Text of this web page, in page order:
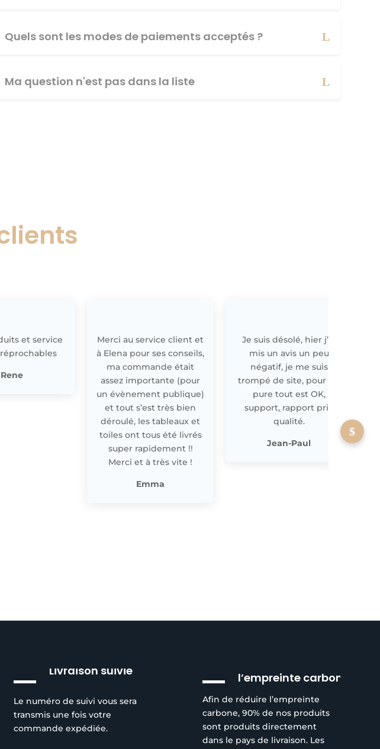
Quels sont les modes de paiements acceptés ?
Ma question n'est pas dans la liste
et service
Rene
Merci au service client et
à Elena pour ses conseils,
ma commande était
assez importante (pour
un évènement publique)
et tout s’est très bien
déroulé, les tableaux et
toiles ont tous été livrés
super rapidement !!
Merci et à très vite !
Emma
Je suis désolé, hier j’ai
mis un avis un peu
négatif, je me suis
trompé de site, pour off
pure tout est OK,
support, rapport prix
qualité.
Jean-Paul
Livraison suivie
Le numéro de suivi vous sera
transmis une fois votre
commande expédiée.
l’empreinte carbone
Afin de réduire l’empreinte
carbone, 90% de nos produits
sont produits directement
dans le pays de livraison. Les